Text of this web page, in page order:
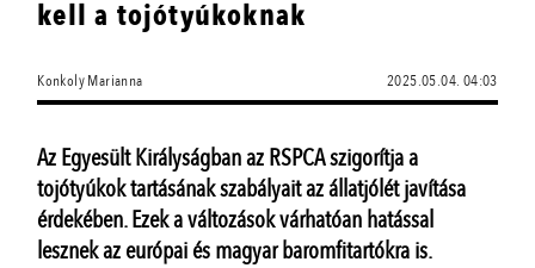
kell a tojótyúkoknak
Konkoly Marianna 2025.05.04. 04:03
Az Egyesült Királyságban az RSPCA szigorítja a
tojótyúkok tartásának szabályait az állatjólét javítása
érdekében. Ezek a változások várhatóan hatással
lesznek az európai és magyar baromfitartókra is.